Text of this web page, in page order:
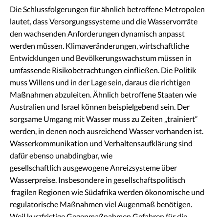
Die Schlussfolgerungen für ähnlich betroffene Metropolen
lautet, dass Versorgungssysteme und die Wasservorräte
den wachsenden Anforderungen dynamisch anpasst
werden müssen. Klimaveränderungen, wirtschaftliche
Entwicklungen und Bevölkerungswachstum müssen in
umfassende Risikobetrachtungen einfließen. Die Politik
muss Willens und in der Lage sein, daraus die richtigen
Maßnahmen abzuleiten. Ähnlich betroffene Staaten wie
Australien und Israel können beispielgebend sein. Der
sorgsame Umgang mit Wasser muss zu Zeiten „trainiert“
werden, in denen noch ausreichend Wasser vorhanden ist.
Wasserkommunikation und Verhaltensaufklärung sind
dafür ebenso unabdingbar, wie
gesellschaftlich ausgewogene Anreizsysteme über
Wasserpreise. Insbesondere in gesellschaftspolitisch
fragilen Regionen wie Südafrika werden ökonomische und
regulatorische Maßnahmen viel Augenmaß benötigen.